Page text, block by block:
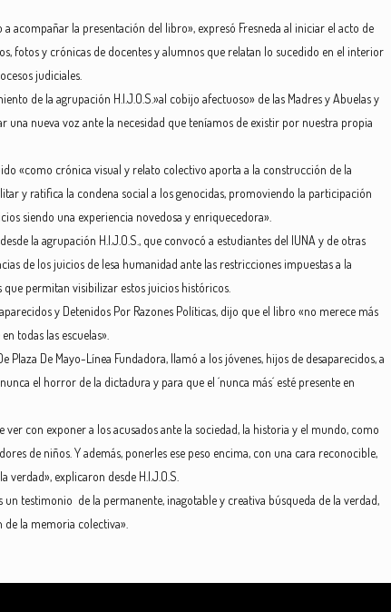
acompañar la presentación del libro», expresó Fresneda al iniciar el acto de
fotos y crónicas de docentes y alumnos que relatan lo sucedido en el interior
judiciales.
de la agrupación H.I.J.O.S.»al cobijo afectuoso» de las Madres y Abuelas y
una nueva voz ante la necesidad que teníamos de existir por nuestra propia
«como crónica visual y relato colectivo aporta a la construcción de la
y ratifica la condena social a los genocidas, promoviendo la participación
siendo una experiencia novedosa y enriquecedora».
la agrupación H.I.J.O.S., que convocó a estudiantes del IUNA y de otras
de los juicios de lesa humanidad ante las restricciones impuestas a la
permitan visibilizar estos juicios históricos.
y Detenidos Por Razones Políticas, dijo que el libro «no merece más
todas las escuelas».
Plaza De Mayo-Línea Fundadora, llamó a los jóvenes, hijos de desaparecidos, a
el horror de la dictadura y para que el ´nunca más´ esté presente en
con exponer a los acusados ante la sociedad, la historia y el mundo, como
de niños. Y además, ponerles ese peso encima, con una cara reconocible,
explicaron desde H.I.J.O.S.
un testimonio de la permanente, inagotable y creativa búsqueda de la verdad,
la memoria colectiva».